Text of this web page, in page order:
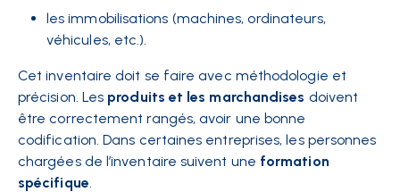
les immobilisations (machines, ordinateurs,
véhicules, etc.).
Cet inventaire doit se faire avec méthodologie et
précision. Les produits et les marchandises doivent
être correctement rangés, avoir une bonne
codification. Dans certaines entreprises, les personnes
chargées de l’inventaire suivent une formation
spécifique.